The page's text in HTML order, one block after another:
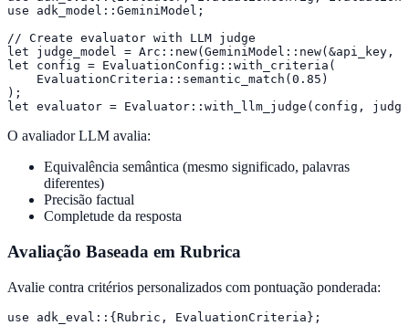
use adk_model::GeminiModel;
// Create evaluator with LLM judge
let judge_model =
let config = EvaluationConfig::with_criteria(
    EvaluationCriteria::semantic_match(0.85)
);
let evaluator = Evaluator::with_llm_judge(config,
O avaliador LLM avalia:
Equivalência semântica (mesmo significado, palavras
diferentes)
Precisão factual
Completude da resposta
Avaliação Baseada em Rubrica
Avalie contra critérios personalizados com pontuação ponderada:
use adk_eval::{Rubric, EvaluationCriteria};